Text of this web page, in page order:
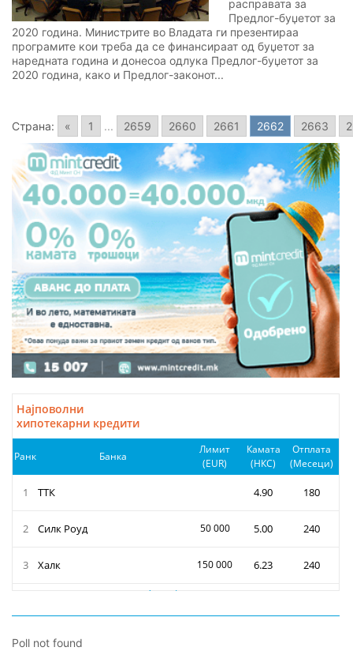
расправата за
Предлог-буџетот за
2020 година. Министрите во Владата ги презентираа
програмите кои треба да се финансираат од буџетот за
наредната година и донесоа одлука Предлог-буџетот за
2020 година, како и Предлог-законот...
Страна: « 1 ... 2659 2660 2661 2662 2663
Poll not found